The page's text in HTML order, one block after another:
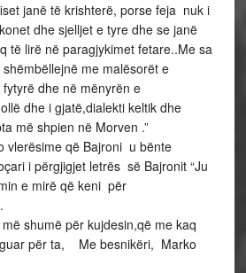
janë të krishterë, porse feja nuk i
dhe sjelljet e tyre dhe se janë
të lirë në paragjykimet fetare..Me sa
me malësorët e
dhe në mënyrën e
dhe i gjatë,dialekti keltik dhe
më shpien në Morven .”
vlerësime që Bajroni u bënte
i përgjigjet letrës së Bajronit “Ju
e mirë që keni për
shumë për kujdesin,që me kaq
për ta, Me besnikëri, Marko